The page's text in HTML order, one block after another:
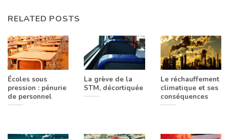
RELATED POSTS
Écoles sous
pression : pénurie
de personnel
La grève de la
STM, décortiquée
Le réchauffement
climatique et ses
conséquences